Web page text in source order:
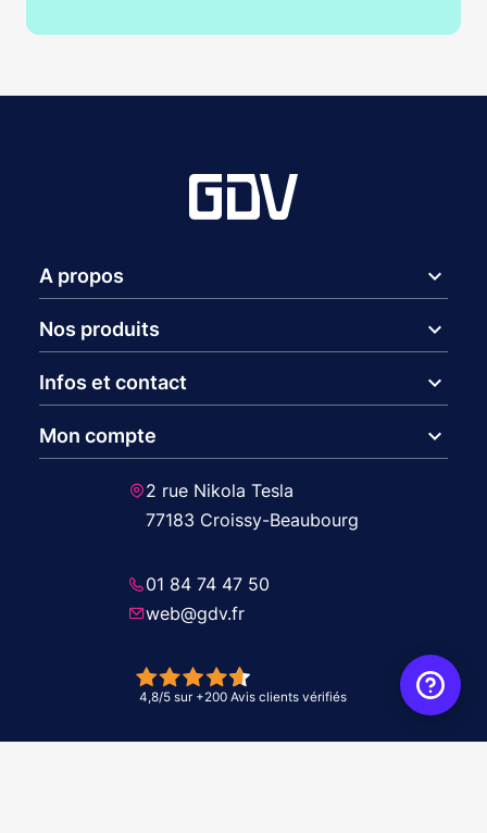
A propos expand_more
Nos produits expand_more
Infos et contact expand_more
Mon compte expand_more
2 rue Nikola Tesla
77183 Croissy-Beaubourg
01 84 74 47 50
web@gdv.fr